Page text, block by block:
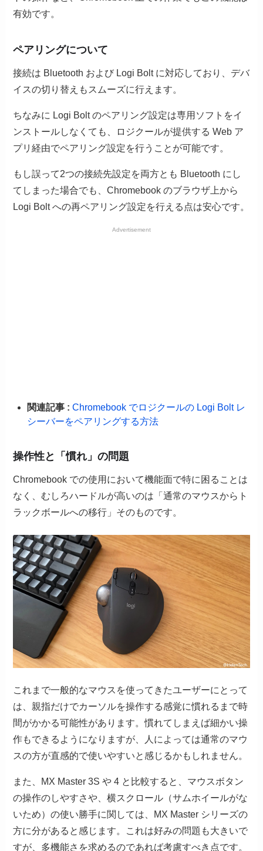
有効です。
ペアリングについて
接続は Bluetooth および Logi Bolt に対応しており、デバ
イスの切り替えもスムーズに行えます。
ちなみに Logi Bolt のペアリング設定は専用ソフトをイ
ンストールしなくても、ロジクールが提供する Web ア
プリ経由でペアリング設定を行うことが可能です。
もし誤って2つの接続先設定を両方とも Bluetooth にし
てしまった場合でも、Chromebook のブラウザ上から
Logi Bolt への再ペアリング設定を行える点は安心です。
Advertisement
関連記事 : Chromebook でロジクールの Logi Bolt レ
シーバーをペアリングする方法
操作性と「慣れ」の問題
Chromebook での使用において機能面で特に困ることは
なく、むしろハードルが高いのは「通常のマウスからト
ラックボールへの移行」そのものです。
これまで一般的なマウスを使ってきたユーザーにとって
は、親指だけでカーソルを操作する感覚に慣れるまで時
間がかかる可能性があります。慣れてしまえば細かい操
作もできるようになりますが、人によっては通常のマウ
スの方が直感的で使いやすいと感じるかもしれません。
また、MX Master 3S や 4 と比較すると、マウスボタン
の操作のしやすさや、横スクロール（サムホイールがな
いため）の使い勝手に関しては、MX Master シリーズの
方に分があると感じます。これは好みの問題も大きいで
すが、多機能さを求めるのであれば考慮すべき点です。